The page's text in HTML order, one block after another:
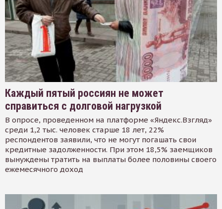
Каждый пятый россиян не может
справиться с долговой нагрузкой
В опросе, проведенном на платформе «Яндекс.Взгляд»
среди 1,2 тыс. человек старше 18 лет, 22%
респондентов заявили, что не могут погашать свои
кредитные задолженности. При этом 18,5% заемщиков
вынуждены тратить на выплаты более половины своего
ежемесячного доход